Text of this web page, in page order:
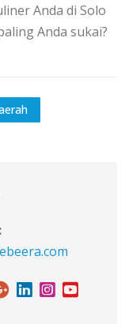
Anda di Solo
Anda sukai?